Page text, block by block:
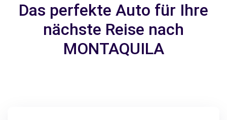
Das perfekte Auto für Ihre
nächste Reise nach
MONTAQUILA